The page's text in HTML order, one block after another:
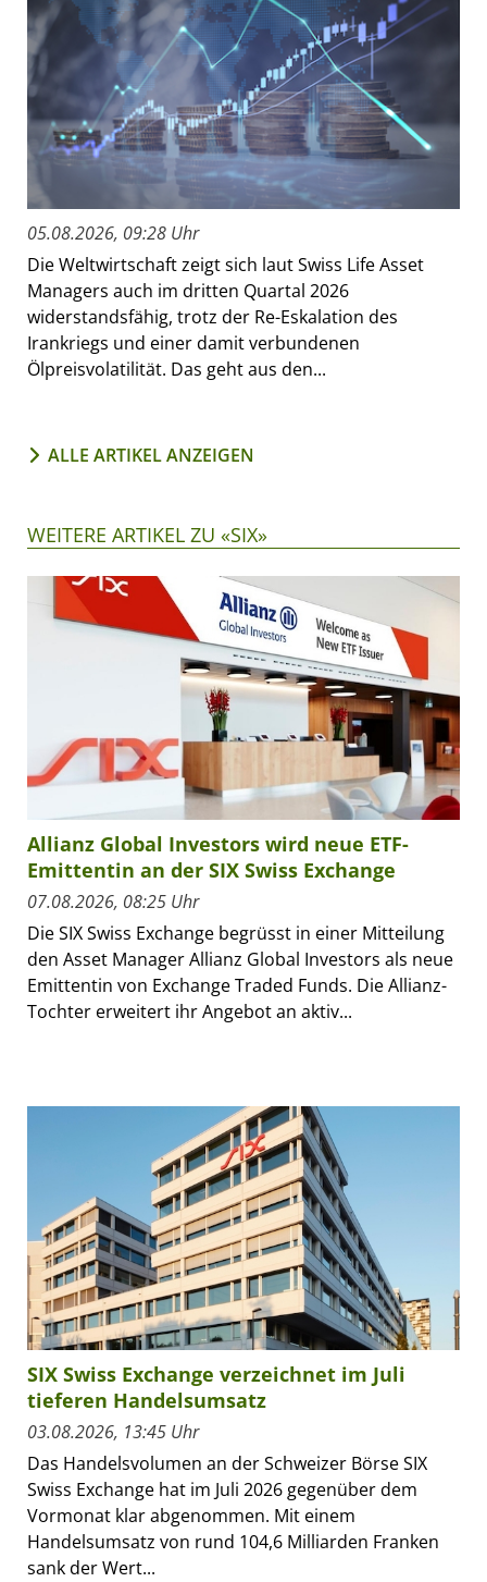
05.08.2026, 09:28 Uhr
Die Weltwirtschaft zeigt sich laut Swiss Life Asset
Managers auch im dritten Quartal 2026
widerstandsfähig, trotz der Re-Eskalation des
Irankriegs und einer damit verbundenen
Ölpreisvolatilität. Das geht aus den...
ALLE ARTIKEL ANZEIGEN
WEITERE ARTIKEL ZU «SIX»
Allianz Global Investors wird neue ETF-
Emittentin an der SIX Swiss Exchange
07.08.2026, 08:25 Uhr
Die SIX Swiss Exchange begrüsst in einer Mitteilung
den Asset Manager Allianz Global Investors als neue
Emittentin von Exchange Traded Funds. Die Allianz-
Tochter erweitert ihr Angebot an aktiv...
SIX Swiss Exchange verzeichnet im Juli
tieferen Handelsumsatz
03.08.2026, 13:45 Uhr
Das Handelsvolumen an der Schweizer Börse SIX
Swiss Exchange hat im Juli 2026 gegenüber dem
Vormonat klar abgenommen. Mit einem
Handelsumsatz von rund 104,6 Milliarden Franken
sank der Wert...